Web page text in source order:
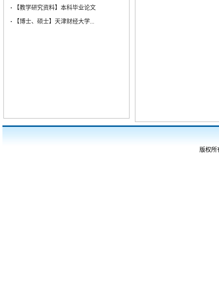
·
【教学研究资料】本科毕业论文
·
【博士、硕士】天津财经大学...
版权所